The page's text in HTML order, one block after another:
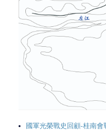
國軍光榮戰史回顧-桂南會